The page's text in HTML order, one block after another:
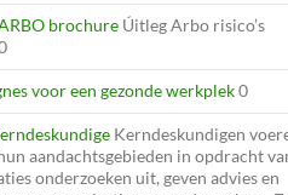
brochure Úitleg Arbo risico’s
voor een gezonde werkplek0
Kerndeskundigen
aandachtsgebieden in opdracht
onderzoeken uit, geven advies en